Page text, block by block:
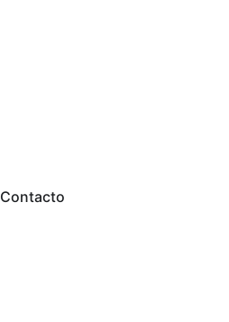
Contacto